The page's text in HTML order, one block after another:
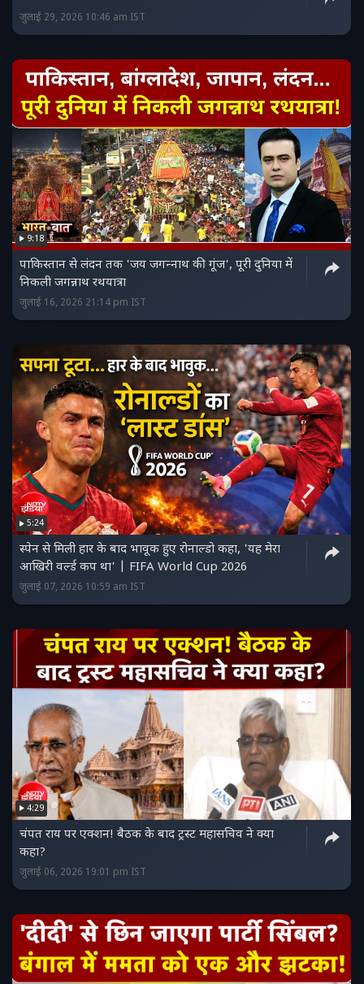
जुलाई 29, 2026 10:46 am IST
9:18
पाकिस्तान से लंदन तक 'जय जगन्‍नाथ की गूंज', पूरी दुनिया में
निकली जगन्नाथ रथयात्रा
जुलाई 16, 2026 21:14 pm IST
5:24
स्पेन से मिली हार के बाद भावूक हुए रोनाल्डो कहा, 'यह मेरा
आखिरी वर्ल्ड कप था' | FIFA World Cup 2026
जुलाई 07, 2026 10:59 am IST
4:29
चंपत राय पर एक्शन! बैठक के बाद ट्रस्ट महासचिव ने क्या
कहा?
जुलाई 06, 2026 19:01 pm IST